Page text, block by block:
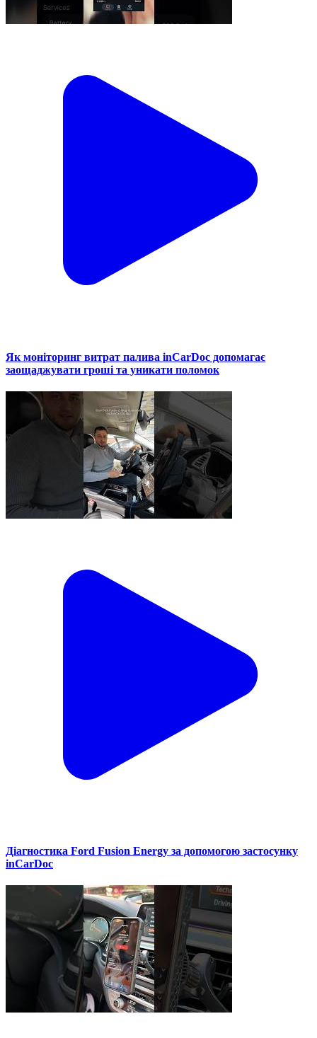
Як моніторинг витрат палива inCarDoc допомагає
заощаджувати гроші та уникати поломок
Діагностика Ford Fusion Energy за допомогою застосунку
inCarDoc